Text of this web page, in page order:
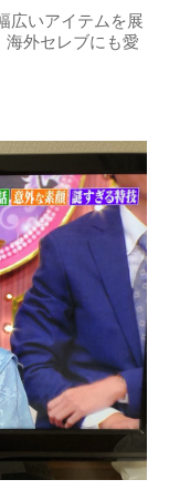
広いアイテムを展
海外セレブにも愛